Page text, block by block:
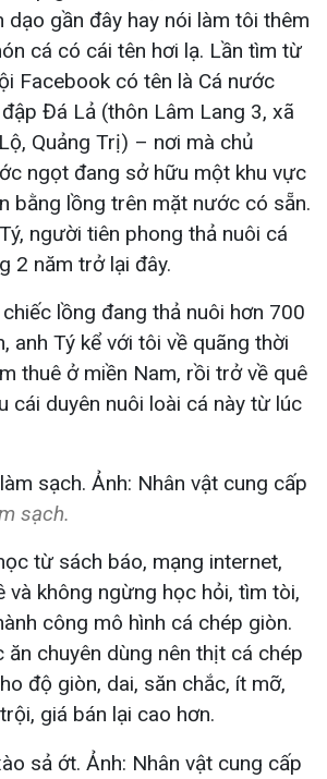
dạo gần đây hay nói làm tôi thêm
cá có cái tên hơi lạ. Lần tìm từ
Facebook có tên là Cá nước
Đá Lả (thôn Lâm Lang 3, xã
Quảng Trị) – nơi mà chủ
ngọt đang sở hữu một khu vực
bằng lồng trên mặt nước có sẵn.
người tiên phong thả nuôi cá
2 năm trở lại đây.
lồng đang thả nuôi hơn 700
anh Tý kể với tôi về quãng thời
thuê ở miền Nam, rồi trở về quê
cái duyên nuôi loài cá này từ lúc
sạch.
từ sách báo, mạng internet,
và không ngừng học hỏi, tìm tòi,
công mô hình cá chép giòn.
chuyên dùng nên thịt cá chép
độ giòn, dai, săn chắc, ít mỡ,
giá bán lại cao hơn.